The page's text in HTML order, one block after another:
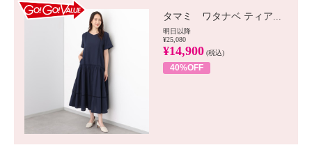
タマミ ワタナベ ティア...
明日以降
¥25,080
¥14,900 (税込)
40%OFF